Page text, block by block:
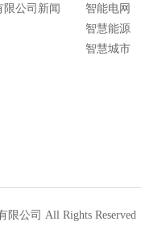
限公司新闻
智能电网
智慧能源
智慧城市
限公司 All Rights Reserved